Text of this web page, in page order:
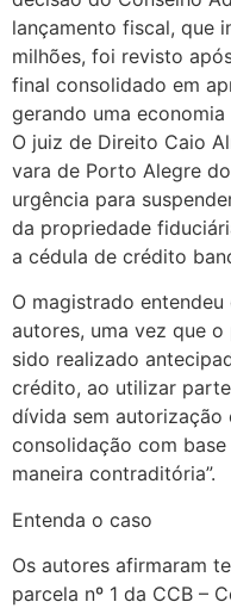
lançamento fiscal, que
milhões, foi revisto
final consolidado em
gerando uma
O juiz de Direito Caio
vara de Porto Alegre
urgência para
da propriedade
a cédula de crédito
O magistrado
autores, uma vez que
sido realizado
crédito, ao utilizar
dívida sem
consolidação com
maneira contraditória”.
Entenda o caso
Os autores afirmaram
parcela nº 1 da CCB –